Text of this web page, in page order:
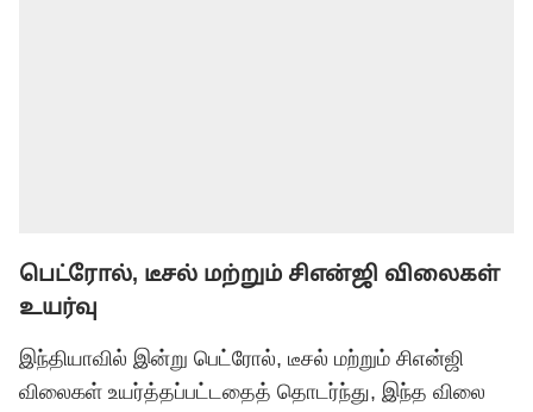
பெட்ரோல், டீசல் மற்றும் சிஎன்ஜி விலைகள்
உயர்வு
இந்தியாவில் இன்று பெட்ரோல், டீசல் மற்றும் சிஎன்ஜி
விலைகள் உயர்த்தப்பட்டதைத் தொடர்ந்து, இந்த விலை